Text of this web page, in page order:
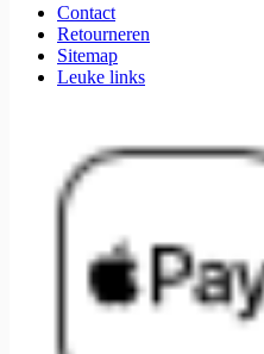
Contact
Retourneren
Sitemap
Leuke links